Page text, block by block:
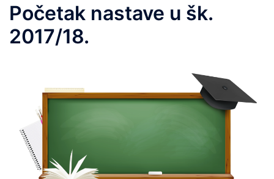
Početak nastave u šk.
2017/18.